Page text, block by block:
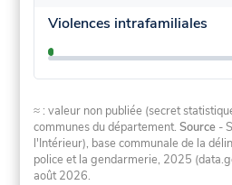
Violences intrafamiliales
≈ : valeur non publiée (secret
communes du département.Source -
l'Intérieur), base communale de la
police et la gendarmerie, 2025
août 2026.